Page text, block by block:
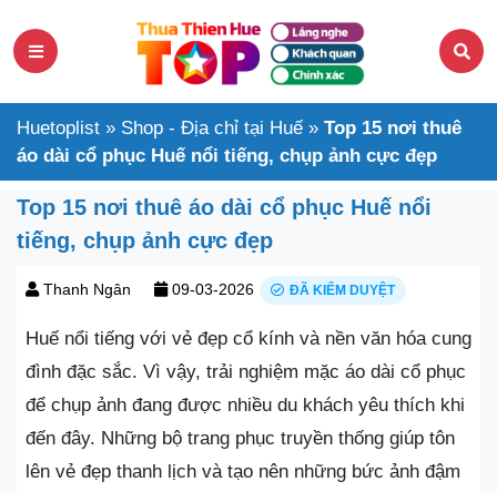
Huetoplist » Shop - Địa chỉ tại Huế » Top 15 nơi thuê
áo dài cổ phục Huế nổi tiếng, chụp ảnh cực đẹp
Top 15 nơi thuê áo dài cổ phục Huế nổi
tiếng, chụp ảnh cực đẹp
Thanh Ngân 09-03-2026 ĐÃ KIỂM DUYỆT
Huế nổi tiếng với vẻ đẹp cổ kính và nền văn hóa cung
đình đặc sắc. Vì vậy, trải nghiệm mặc áo dài cổ phục
để chụp ảnh đang được nhiều du khách yêu thích khi
đến đây. Những bộ trang phục truyền thống giúp tôn
lên vẻ đẹp thanh lịch và tạo nên những bức ảnh đậm